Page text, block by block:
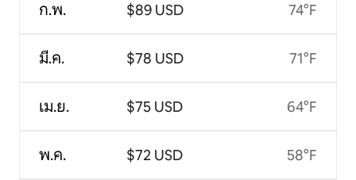
ก.พ.
มี.ค.
เม.ย.
พ.ค.
$89 USD
$78 USD
$75 USD
$72 USD
74°F
71°F
64°F
58°F